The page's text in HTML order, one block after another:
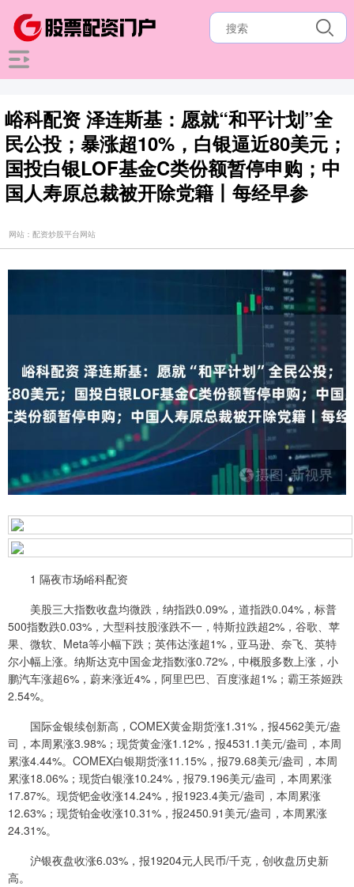
峪科配资 泽连斯基：愿就“和平计划”全
民公投；暴涨超10%，白银逼近80美元；
国投白银LOF基金C类份额暂停申购；中
国人寿原总裁被开除党籍丨每经早参
网站：配资炒股平台网站
1 隔夜市场峪科配资
美股三大指数收盘均微跌，纳指跌0.09%，道指跌0.04%，标普
500指数跌0.03%，大型科技股涨跌不一，特斯拉跌超2%，谷歌、苹
果、微软、Meta等小幅下跌；英伟达涨超1%，亚马逊、奈飞、英特
尔小幅上涨。纳斯达克中国金龙指数涨0.72%，中概股多数上涨，小
鹏汽车涨超6%，蔚来涨近4%，阿里巴巴、百度涨超1%；霸王茶姬跌
2.54%。
国际金银续创新高，COMEX黄金期货涨1.31%，报4562美元/盎
司，本周累涨3.98%；现货黄金涨1.12%，报4531.1美元/盎司，本周
累涨4.44%。COMEX白银期货涨11.15%，报79.68美元/盎司，本周
累涨18.06%；现货白银涨10.24%，报79.196美元/盎司，本周累涨
17.87%。现货钯金收涨14.24%，报1923.4美元/盎司，本周累涨
12.63%；现货铂金收涨10.31%，报2450.91美元/盎司，本周累涨
24.31%。
沪银夜盘收涨6.03%，报19204元人民币/千克，创收盘历史新
高。